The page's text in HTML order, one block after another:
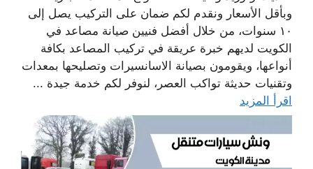
وبأقل الأسعار ونقدم لكم ضمان على التركيب يصل إلى
١٠ سنوات، من خلال أفضل فنيين صيانة مصاعد في
الكويت لديهم خبرة عريقة في تركيب المصاعد بكافة
أنواعها، ويقومون بصيانة الاسانسيرات وتصليحها بمعدات
وتقنيات حديثة تواكب العصر، لنوفر لكم خدمة جيدة ...
اقرأ المزيد